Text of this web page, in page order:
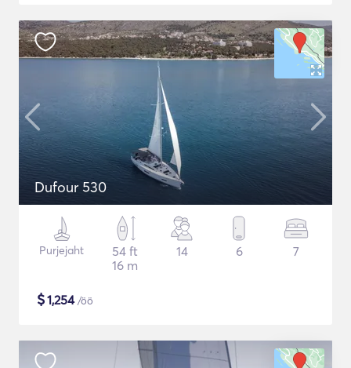
Dufour 530
Purjejaht
54 ft
16 m
14 6 7
$1,254/öö